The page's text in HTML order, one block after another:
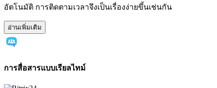
อัตโนมัติ การติดตามเวลาจึงเป็นเรื่องง่ายขึ้นเช่นกัน
อ่านเพิ่มเติม
การสื่อสารแบบเรียลไทม์